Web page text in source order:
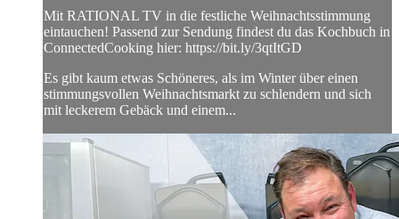
Mit RATIONAL TV in die festliche Weihnachtsstimmung
eintauchen! Passend zur Sendung findest du das Kochbuch in
ConnectedCooking hier: https://bit.ly/3qtItGD
Es gibt kaum etwas Schöneres, als im Winter über einen
stimmungsvollen Weihnachtsmarkt zu schlendern und sich
mit leckerem Gebäck und einem...